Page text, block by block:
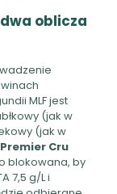
oblicza
winach
MLF jest
(jak w
(jak w
Cru
blokowana, by
7,5 g/L i